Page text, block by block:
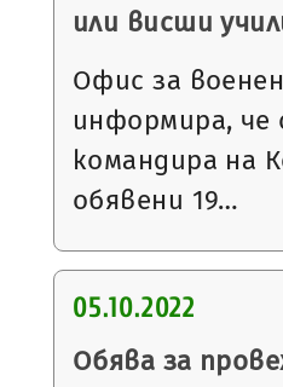
или висши
Офис за
информира, че
командира на
обявени 19…
05.10.2022
Обява за